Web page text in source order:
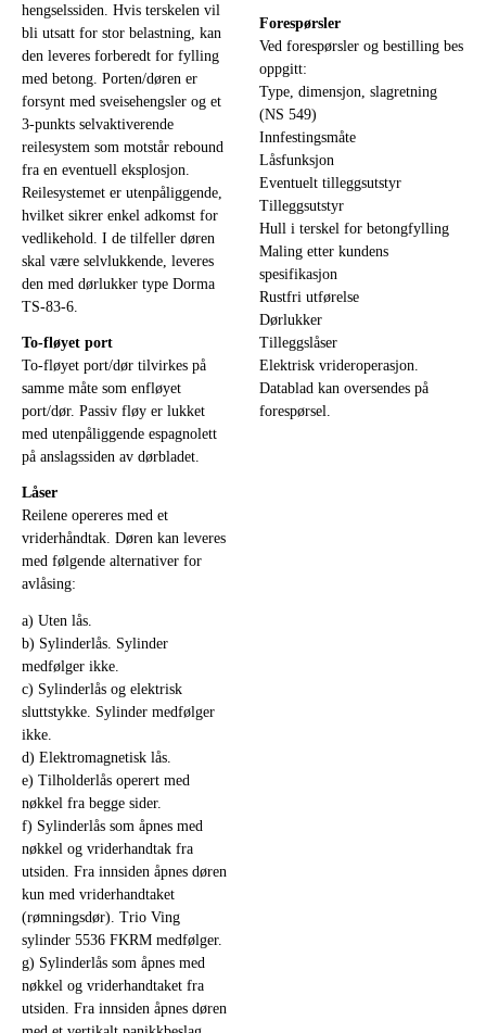
hengselssiden. Hvis terskelen vil
bli utsatt for stor belastning, kan
den leveres forberedt for fylling
med betong. Porten/døren er
forsynt med sveisehengsler og et
3-punkts selvaktiverende
reilesystem som motstår rebound
fra en eventuell eksplosjon.
Reilesystemet er utenpåliggende,
hvilket sikrer enkel adkomst for
vedlikehold. I de tilfeller døren
skal være selvlukkende, leveres
den med dørlukker type Dorma
TS-83-6.
To-fløyet port
To-fløyet port/dør tilvirkes på
samme måte som enfløyet
port/dør. Passiv fløy er lukket
med utenpåliggende espagnolett
på anslagssiden av dørbladet.
Låser
Reilene opereres med et
vriderhåndtak. Døren kan leveres
med følgende alternativer for
avlåsing:
a) Uten lås.
b) Sylinderlås. Sylinder
medfølger ikke.
c) Sylinderlås og elektrisk
sluttstykke. Sylinder medfølger
ikke.
d) Elektromagnetisk lås.
e) Tilholderlås operert med
nøkkel fra begge sider.
f) Sylinderlås som åpnes med
nøkkel og vriderhandtak fra
utsiden. Fra innsiden åpnes døren
kun med vriderhandtaket
(rømningsdør). Trio Ving
sylinder 5536 FKRM medfølger.
g) Sylinderlås som åpnes med
nøkkel og vriderhandtaket fra
utsiden. Fra innsiden åpnes døren
Forespørsler
Ved forespørsler og bestilling bes
oppgitt:
Type, dimensjon, slagretning
(NS 549)
Innfestingsmåte
Låsfunksjon
Eventuelt tilleggsutstyr
Tilleggsutstyr
Hull i terskel for betongfylling
Maling etter kundens
spesifikasjon
Rustfri utførelse
Dørlukker
Tilleggslåser
Elektrisk vrideroperasjon.
Datablad kan oversendes på
forespørsel.